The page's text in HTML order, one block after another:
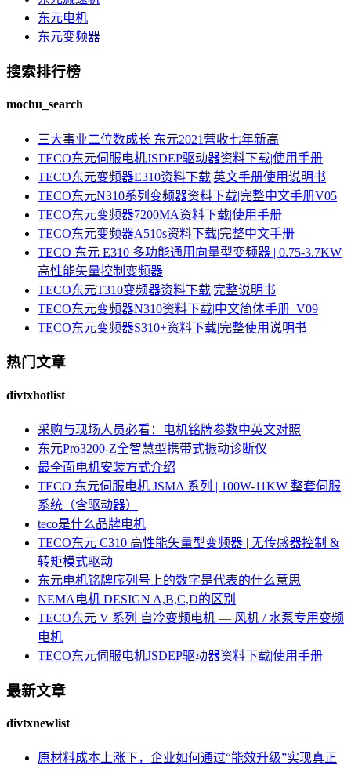
东元电机
东元变频器
搜索排行榜
mochu_search
三大事业二位数成长 东元2021营收七年新高
TECO东元伺服电机JSDEP驱动器资料下载|使用手册
TECO东元变频器E310资料下载|英文手册使用说明书
TECO东元N310系列变频器资料下载|完整中文手册V05
TECO东元变频器7200MA资料下载|使用手册
TECO东元变频器A510s资料下载|完整中文手册
TECO 东元 E310 多功能通用向量型变频器 | 0.75-3.7KW
高性能矢量控制变频器
TECO东元T310变频器资料下载|完整说明书
TECO东元变频器N310资料下载|中文简体手册_V09
TECO东元变频器S310+资料下载|完整使用说明书
热门文章
divtxhotlist
采购与现场人员必看：电机铭牌参数中英文对照
东元Pro3200-Z全智慧型携带式振动诊断仪
最全面电机安装方式介绍
TECO 东元伺服电机 JSMA 系列 | 100W-11KW 整套伺服
系统（含驱动器）
teco是什么品牌电机
TECO东元 C310 高性能矢量型变频器 | 无传感器控制 &
转矩模式驱动
东元电机铭牌序列号上的数字是代表的什么意思
NEMA电机 DESIGN A,B,C,D的区别
TECO东元 V 系列 自冷变频电机 — 风机 / 水泵专用变频
电机
TECO东元伺服电机JSDEP驱动器资料下载|使用手册
最新文章
divtxnewlist
原材料成本上涨下，企业如何通过“能效升级”实现真正